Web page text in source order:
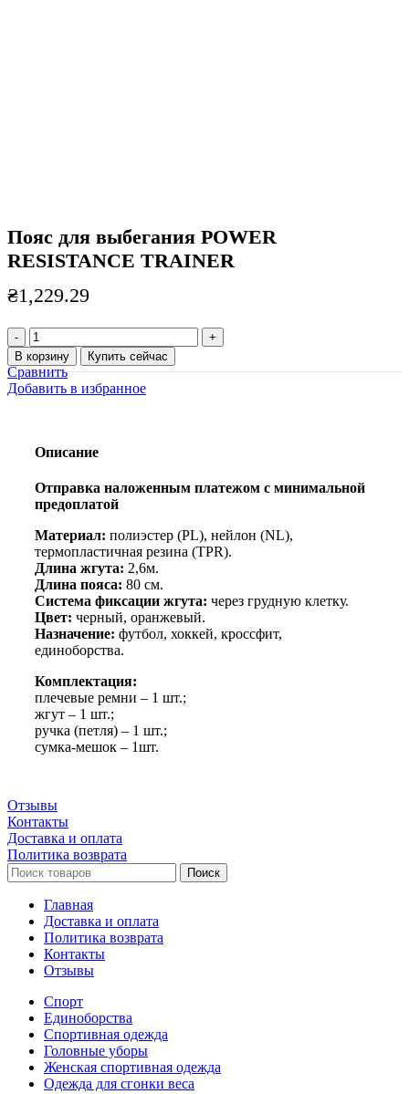
Пояс для выбегания POWER
RESISTANCE TRAINER
₴1,229.29
Количество
товара
Пояс
для
выбегания
TRAINER
В корзину Купить сейчас
Сравнить
Добавить в избранное
Описание
Отправка наложенным платежом с минимальной
предоплатой
Материал: полиэстер (PL), нейлон (NL),
термопластичная резина (TPR).
Длина жгута: 2,6м.
Длина пояса: 80 см.
Система фиксации жгута: через грудную клетку.
Цвет: черный, оранжевый.
Назначение: футбол, хоккей, кроссфит,
единоборства.
Комплектация:
плечевые ремни – 1 шт.;
жгут – 1 шт.;
ручка (петля) – 1 шт.;
сумка-мешок – 1шт.
Отзывы
Контакты
Доставка и оплата
Политика возврата
Поиск
Главная
Доставка и оплата
Политика возврата
Контакты
Отзывы
Спорт
Единоборства
Cпортивная одежда
Головные уборы
Женская спортивная одежда
Одежда для сгонки веса